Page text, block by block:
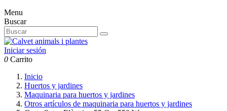
Menu
Buscar
Iniciar sesión
0 Carrito
Inicio
Huertos y jardines
Maquinaria para huertos y jardines
Otros artículos de maquinaria para huertos y jardines